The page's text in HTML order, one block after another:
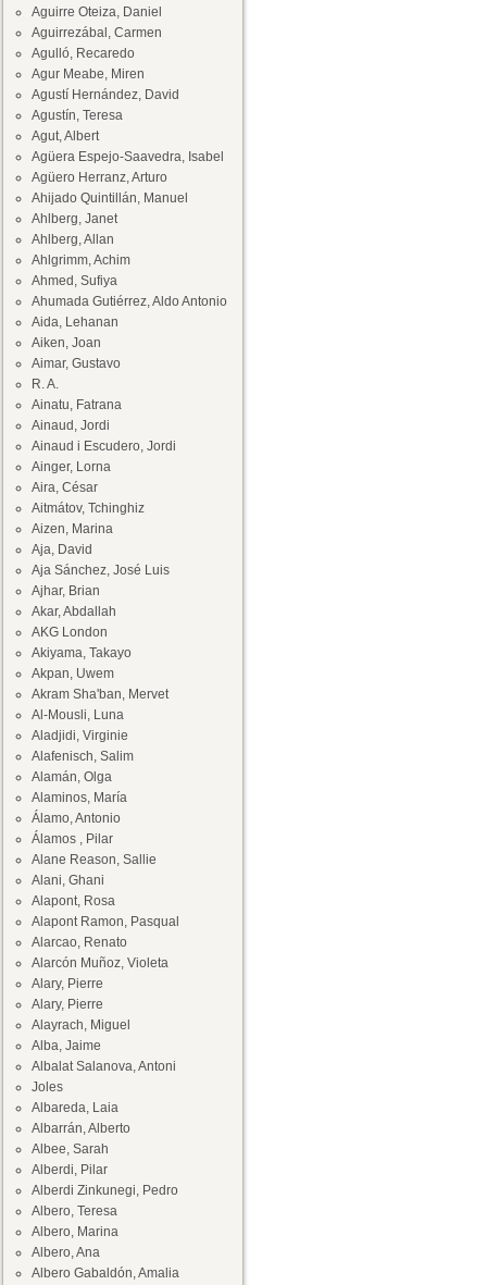
Aguirre Oteiza, Daniel
Aguirrezábal, Carmen
Agulló, Recaredo
Agur Meabe, Miren
Agustí Hernández, David
Agustín, Teresa
Agut, Albert
Agüera Espejo-Saavedra, Isabel
Agüero Herranz, Arturo
Ahijado Quintillán, Manuel
Ahlberg, Janet
Ahlberg, Allan
Ahlgrimm, Achim
Ahmed, Sufiya
Ahumada Gutiérrez, Aldo Antonio
Aida, Lehanan
Aiken, Joan
Aimar, Gustavo
R. A.
Ainatu, Fatrana
Ainaud, Jordi
Ainaud i Escudero, Jordi
Ainger, Lorna
Aira, César
Aitmátov, Tchinghiz
Aizen, Marina
Aja, David
Aja Sánchez, José Luis
Ajhar, Brian
Akar, Abdallah
AKG London
Akiyama, Takayo
Akpan, Uwem
Akram Sha'ban, Mervet
Al-Mousli, Luna
Aladjidi, Virginie
Alafenisch, Salim
Alamán, Olga
Alaminos, María
Álamo, Antonio
Álamos , Pilar
Alane Reason, Sallie
Alani, Ghani
Alapont, Rosa
Alapont Ramon, Pasqual
Alarcao, Renato
Alarcón Muñoz, Violeta
Alary, Pierre
Alary, Pierre
Alayrach, Miguel
Alba, Jaime
Albalat Salanova, Antoni
Joles
Albareda, Laia
Albarrán, Alberto
Albee, Sarah
Alberdi, Pilar
Alberdi Zinkunegi, Pedro
Albero, Teresa
Albero, Marina
Albero, Ana
Albero Gabaldón, Amalia